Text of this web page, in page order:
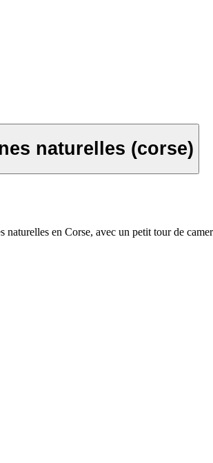
piscines naturelles (corse)
naturelles en Corse, avec un petit tour de